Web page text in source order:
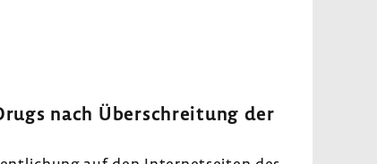
nach Über­schrei­tung der